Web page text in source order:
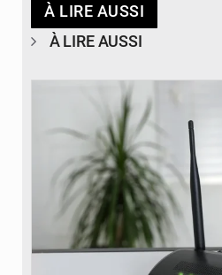
À LIRE AUSSI
À LIRE AUSSI